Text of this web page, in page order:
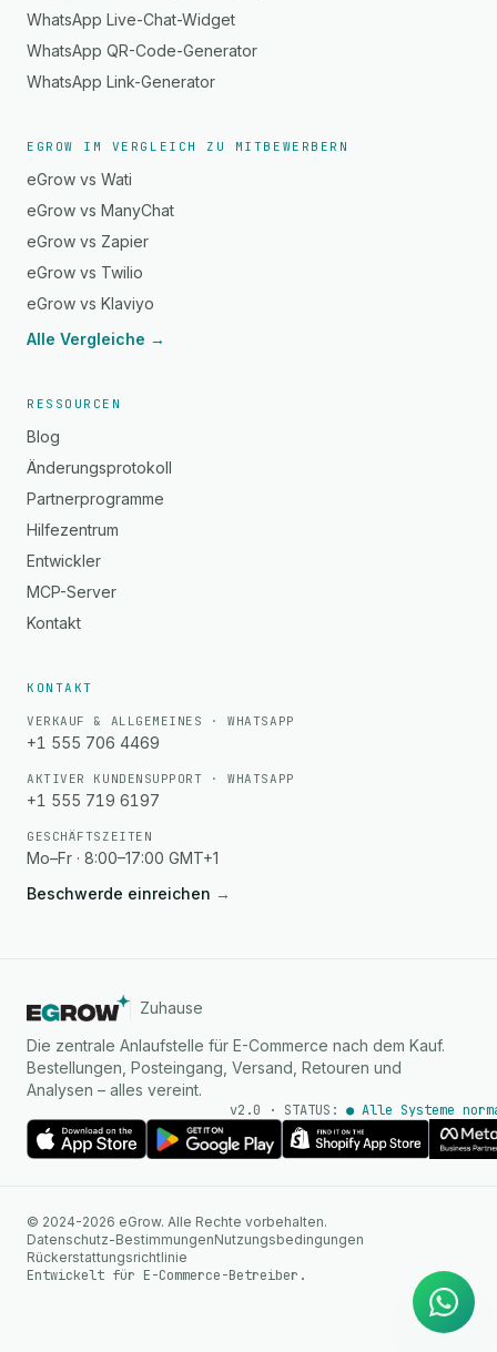
WhatsApp Live-Chat-Widget
WhatsApp QR-Code-Generator
WhatsApp Link-Generator
EGROW IM VERGLEICH ZU MITBEWERBERN
eGrow vs Wati
eGrow vs ManyChat
eGrow vs Zapier
eGrow vs Twilio
eGrow vs Klaviyo
Alle Vergleiche →
RESSOURCEN
Blog
Änderungsprotokoll
Partnerprogramme
Hilfezentrum
Entwickler
MCP-Server
Kontakt
KONTAKT
VERKAUF & ALLGEMEINES · WHATSAPP
+1 555 706 4469
AKTIVER KUNDENSUPPORT · WHATSAPP
+1 555 719 6197
GESCHÄFTSZEITEN
Mo–Fr · 8:00–17:00 GMT+1
Beschwerde einreichen →
Zuhause
Die zentrale Anlaufstelle für E-Commerce nach dem Kauf.
Bestellungen, Posteingang, Versand, Retouren und
Analysen – alles vereint.
v2.0 · STATUS: ● Alle Systeme
© 2024-2026 eGrow. Alle Rechte vorbehalten.
Datenschutz-BestimmungenNutzungsbedingungen
Rückerstattungsrichtlinie
Entwickelt für E-Commerce-Betreiber.
Sofortige Antworten auf
WhatsApp